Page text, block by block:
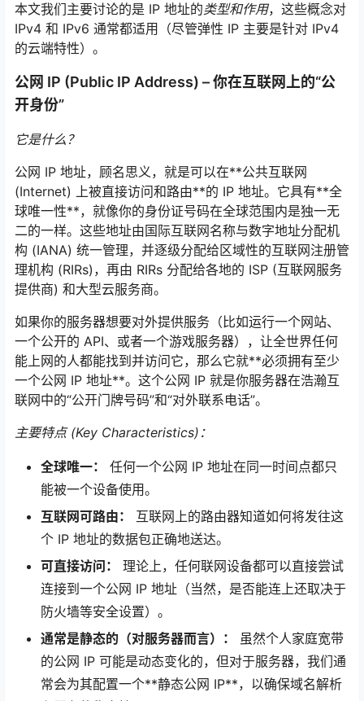
本文我们主要讨论的是 IP 地址的类型和作用，这些概念对
IPv4 和 IPv6 通常都适用（尽管弹性 IP 主要是针对 IPv4
的云端特性）。
公网 IP (Public IP Address) – 你在互联网上的“公
开身份”
它是什么？
公网 IP 地址，顾名思义，就是可以在**公共互联网
(Internet) 上被直接访问和路由**的 IP 地址。它具有**全
球唯一性**，就像你的身份证号码在全球范围内是独一无
二的一样。这些地址由国际互联网名称与数字地址分配机
构 (IANA) 统一管理，并逐级分配给区域性的互联网注册管
理机构 (RIRs)，再由 RIRs 分配给各地的 ISP (互联网服务
提供商) 和大型云服务商。
如果你的服务器想要对外提供服务（比如运行一个网站、
一个公开的 API、或者一个游戏服务器），让全世界任何
能上网的人都能找到并访问它，那么它就**必须拥有至少
一个公网 IP 地址**。这个公网 IP 就是你服务器在浩瀚互
联网中的“公开门牌号码”和“对外联系电话”。
主要特点 (Key Characteristics)：
全球唯一：
任何一个公网 IP 地址在同一时间点都只
能被一个设备使用。
互联网可路由：
互联网上的路由器知道如何将发往这
个 IP 地址的数据包正确地送达。
可直接访问：
理论上，任何联网设备都可以直接尝试
连接到一个公网 IP 地址（当然，是否能连上还取决于
防火墙等安全设置）。
通常是静态的（对服务器而言）：
虽然个人家庭宽带
的公网 IP 可能是动态变化的，但对于服务器，我们通
常会为其配置一个**静态公网 IP**，以确保域名解析